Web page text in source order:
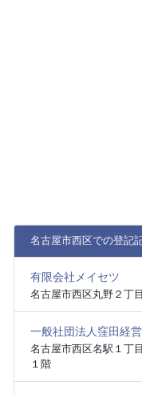
名古屋市西区での登記
有限会社メイセツ
名古屋市西区丸野２丁
一般社団法人窪田経
名古屋市西区名駅１丁
１階